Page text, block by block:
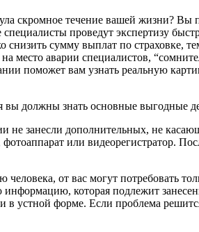
скромное течение вашей жизни?
проведут экспертизу
снизить сумму выплат по
место аварии специалистов,
поможет вам узнать реальную
вы должны знать основные выгодные
не занесли дополнительных, не
или видеорегистратор.
от вас могут потребовать
информацию, которая подлежит
устной форме. Если проблема